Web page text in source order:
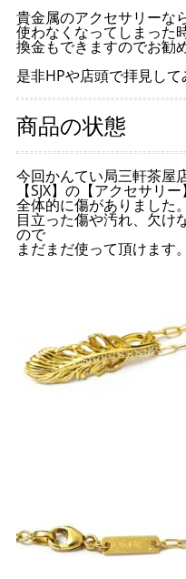
貴金属のアクセサリーなら
使わなくなってしまった
換金もできますのでお勧
是非HPや店頭で拝見し
商品の状態
今回かんてい局三軒茶屋
【SJX】の【アクセサリ
全体的に傷がありました。
目立った傷や汚れ、欠け
ので
まだまだ使って頂けます。